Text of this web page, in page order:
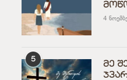
4
5
მე